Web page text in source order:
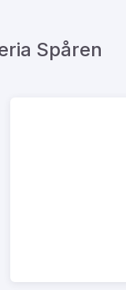
Spåren